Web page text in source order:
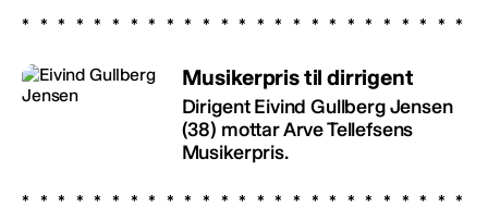
Musikerpris til dirrigent
Dirigent Eivind Gullberg Jensen
(38) mottar Arve Tellefsens
Musikerpris.